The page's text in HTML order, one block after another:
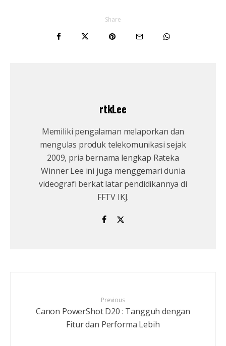
Share
rtkLee
Memiliki pengalaman melaporkan dan
mengulas produk telekomunikasi sejak
2009, pria bernama lengkap Rateka
Winner Lee ini juga menggemari dunia
videografi berkat latar pendidikannya di
FFTV IKJ.
Previous
Canon PowerShot D20 : Tangguh dengan
Fitur dan Performa Lebih